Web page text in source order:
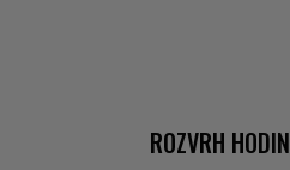
ROZVRH HODIN